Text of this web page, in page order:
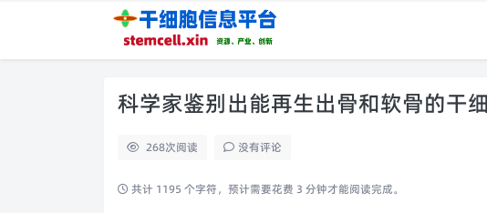
科学家鉴别出能再生出骨和软骨的干
268次阅读 没有评论
共计 1195 个字符，预计需要花费 3 分钟才能阅读完成。